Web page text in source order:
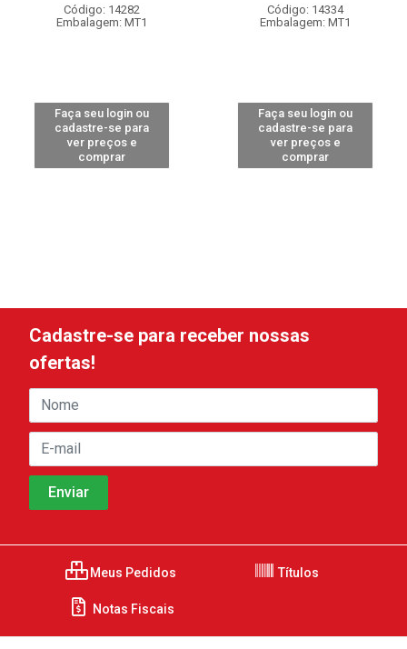
Código: 14282
Embalagem: MT1
Faça seu login ou
cadastre-se para
ver preços e
comprar
Código: 14334
Embalagem: MT1
Faça seu login ou
cadastre-se para
ver preços e
comprar
Cadastre-se para receber nossas
ofertas!
Meus Pedidos Títulos
Notas Fiscais